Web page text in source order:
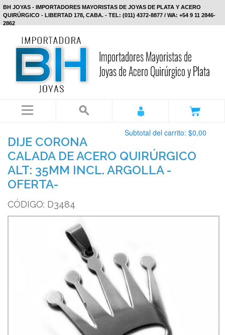
BH JOYAS - IMPORTADORES MAYORISTAS DE JOYAS DE PLATA Y ACERO
QUIRÚRGICO - LIBERTAD 178, CABA. - TEL: (011) 4372-8877 / WA: +54 9 11 2846-
2862
Subtotal del carrito: $0,00
DIJE CORONA
CALADA DE ACERO QUIRÚRGICO
ALT: 35MM INCL. ARGOLLA -
OFERTA-
CÓDIGO: D3484